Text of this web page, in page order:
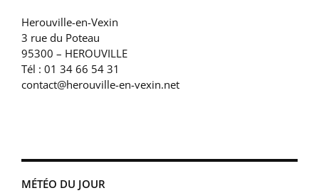
Herouville-en-Vexin
3 rue du Poteau
95300 – HEROUVILLE
Tél : 01 34 66 54 31
contact@herouville-en-vexin.net
MÉTÉO DU JOUR